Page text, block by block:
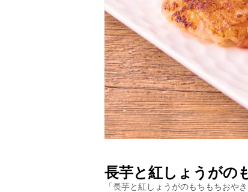
長芋と紅しょうがの
「長芋と紅しょうがのもちもちおやき